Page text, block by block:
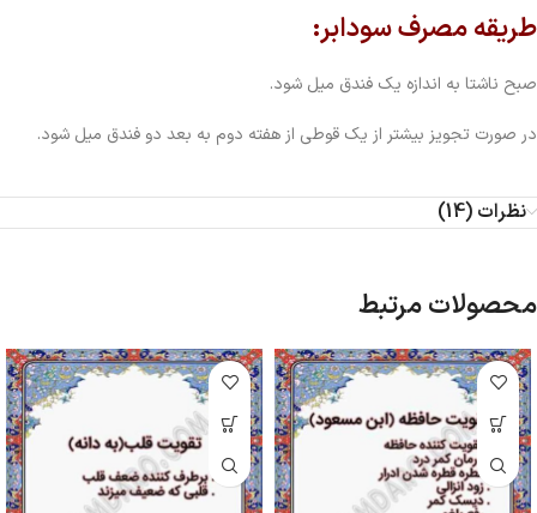
طریقه مصرف سودابر:
صبح ناشتا به اندازه یک فندق میل شود.
در صورت تجویز بیشتر از یک قوطی از هفته دوم به بعد دو فندق میل شود.
نظرات (14)
محصولات مرتبط